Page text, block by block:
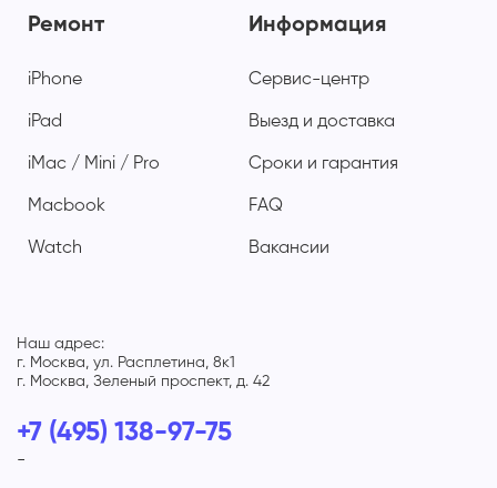
Ремонт
iPhone
iPad
iMac / Mini / Pro
Macbook
Watch
Информация
Сервис-центр
Выезд и доставка
Сроки и гарантия
FAQ
Вакансии
Наш адрес:
г. Москва, ул. Расплетина, 8к1
г. Москва, Зеленый проспект, д. 42
+7 (495) 138-97-75
-